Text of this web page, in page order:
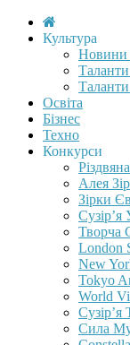
Культура
Новини
Таланти
Освіта
Бізнес
Техно
Конкурси
Алея
Зірки
Сузір’я
Творча
London
New
Tokyo
World
Сузір’я
Сила